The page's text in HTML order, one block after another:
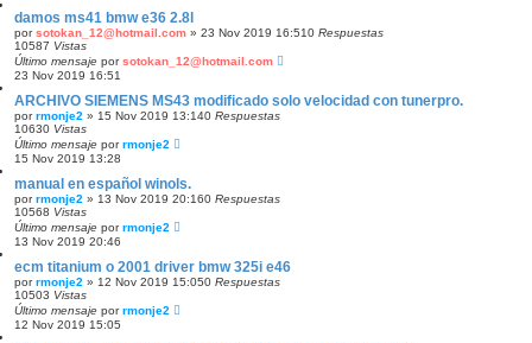
damos ms41 bmw e36 2.8l
porsotokan_12@hotmail.com » 23 Nov 2019 16:510 Respuestas
10587 Vistas
Último mensaje porsotokan_12@hotmail.com
23 Nov 2019 16:51
ARCHIVO SIEMENS MS43 modificado solo velocidad con tunerpro.
porrmonje2 » 15 Nov 2019 13:140 Respuestas
10630 Vistas
Último mensaje porrmonje2
15 Nov 2019 13:28
manual en español winols.
porrmonje2 » 13 Nov 2019 20:160 Respuestas
10568 Vistas
Último mensaje porrmonje2
13 Nov 2019 20:46
ecm titanium o 2001 driver bmw 325i e46
porrmonje2 » 12 Nov 2019 15:050 Respuestas
10503 Vistas
Último mensaje porrmonje2
12 Nov 2019 15:05